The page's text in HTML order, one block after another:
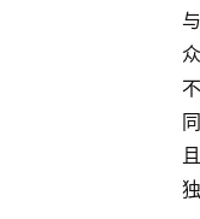
与
众
不
同
且
独